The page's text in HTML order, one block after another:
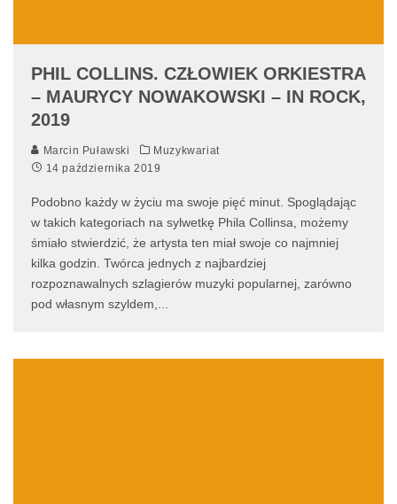
PHIL COLLINS. CZŁOWIEK ORKIESTRA
– MAURYCY NOWAKOWSKI – IN ROCK,
2019
Marcin Puławski
Muzykwariat
14 października 2019
Podobno każdy w życiu ma swoje pięć minut. Spoglądając
w takich kategoriach na sylwetkę Phila Collinsa, możemy
śmiało stwierdzić, że artysta ten miał swoje co najmniej
kilka godzin. Twórca jednych z najbardziej
rozpoznawalnych szlagierów muzyki popularnej, zarówno
pod własnym szyldem,